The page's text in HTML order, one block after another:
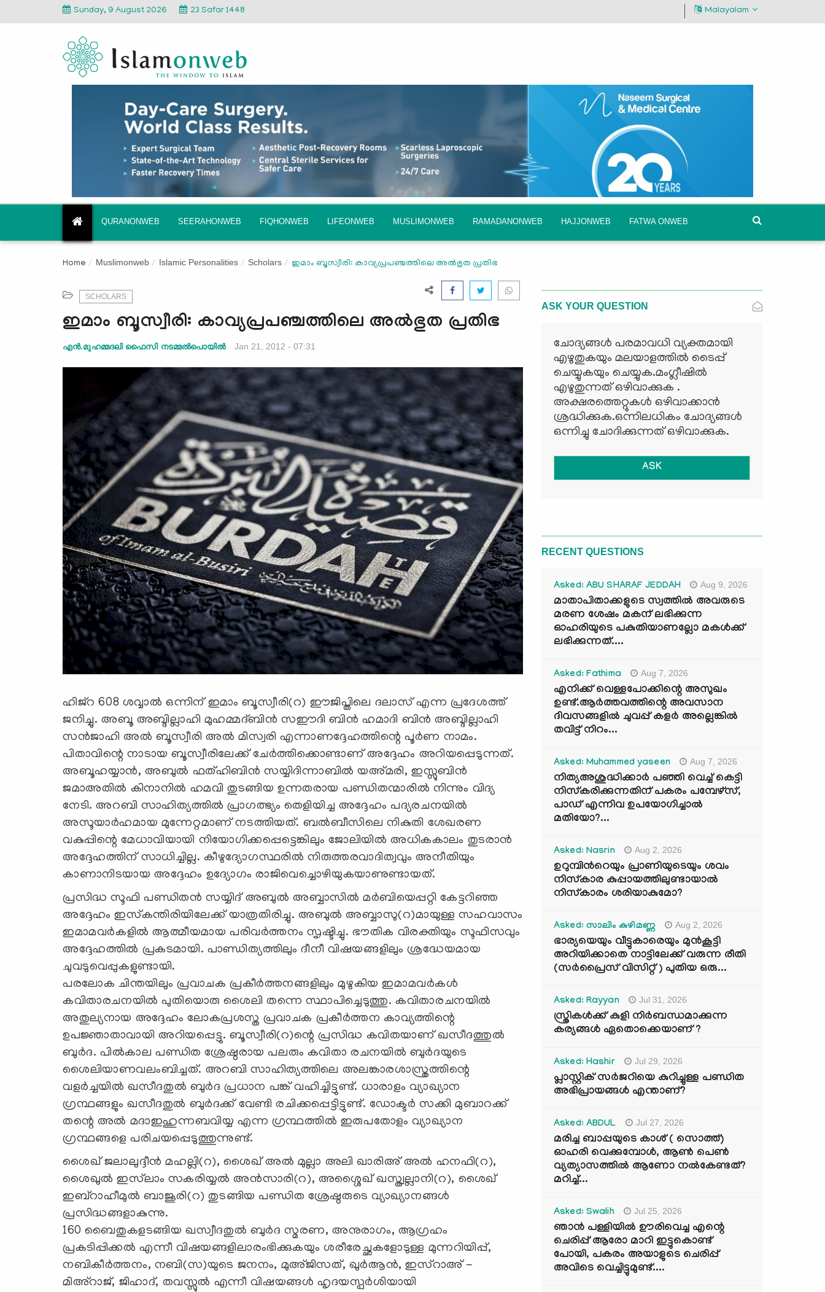
Sunday, 9 August 2026 23 Safar 1448 Malayalam
QURANONWEB SEERAHONWEB FIQHONWEB LIFEONWEB MUSLIMONWEB RAMADANONWEB HAJJONWEB FATWA ONWEB
Home Muslimonweb Islamic Personalities Scholars ഇമാം ബൂസ്വീരി: കാവ്യപ്രപഞ്ചത്തിലെ അല്‍ഭുത പ്രതിഭ
SCHOLARS
ഇമാം ബൂസ്വീരി: കാവ്യപ്രപഞ്ചത്തിലെ അല്‍ഭുത പ്രതിഭ
എന്‍.മുഹമ്മദലി ഫൈസി നടമ്മല്‍പൊയില്‍ Jan 21, 2012 - 07:31
ഹിജ്‌റ 608 ശവ്വാല്‍ ഒന്നിന് ഇമാം ബൂസ്വീരി(റ) ഈജിപ്തിലെ ദലാസ് എന്ന പ്രദേശത്ത്
ജനിച്ചു. അബൂ അബ്ദില്ലാഹി മുഹമ്മദ്ബിന്‍ സഈദി ബിന്‍ ഹമാദി ബിന്‍ അബ്ദില്ലാഹി
സന്‍ജാഹി അല്‍ ബൂസ്വീരി അല്‍ മിസ്വരി എന്നാണദ്ദേഹത്തിന്റെ പൂര്‍ണ നാമം.
പിതാവിന്റെ നാടായ ബൂസ്വീരിലേക്ക് ചേര്‍ത്തിക്കൊണ്ടാണ് അദ്ദേഹം അറിയപ്പെടുന്നത്.
അബൂഹയ്യാന്‍, അബുല്‍ ഫത്ഹിബിന്‍ സയ്യിദിന്നാബില്‍ യഅ്മരി, ഇസ്സുബിന്‍
ജമാഅതില്‍ കിനാനില്‍ ഹമവി തുടങ്ങിയ ഉന്നതരായ പണ്ഡിതന്മാരില്‍ നിന്നും വിദ്യ
നേടി. അറബി സാഹിത്യത്തില്‍ പ്രാഗത്ഭ്യം തെളിയിച്ച അദ്ദേഹം പദ്യരചനയില്‍
അസൂയാര്‍ഹമായ മുന്നേറ്റമാണ് നടത്തിയത്. ബല്‍ബീസിലെ നികുതി ശേഖരണ
വകുപ്പിന്റെ മേധാവിയായി നിയോഗിക്കപ്പെട്ടെങ്കിലും ജോലിയില്‍ അധികകാലം തുടരാന്‍
അദ്ദേഹത്തിന് സാധിച്ചില്ല. കീഴുദ്യോഗസ്ഥരില്‍ നിരുത്തരവാദിത്വവും അനീതിയും
കാണാനിടയായ അദ്ദേഹം ഉദ്യോഗം രാജിവെച്ചൊഴിയുകയാണുണ്ടായത്.
പ്രസിദ്ധ സൂഫി പണ്ഡിതന്‍ സയ്യിദ് അബുല്‍ അബ്ബാസില്‍ മര്‍ബിയെപ്പറ്റി കേട്ടറിഞ്ഞ
അദ്ദേഹം ഇസ്‌കന്തിരിയിലേക്ക് യാത്രതിരിച്ചു. അബുല്‍ അബ്ബാസു(റ)മായുള്ള സഹവാസം
ഇമാമവര്‍കളില്‍ ആത്മീയമായ പരിവര്‍ത്തനം സൃഷ്ടിച്ചു. ഭൗതിക വിരക്തിയും സൂഫിസവും
അദ്ദേഹത്തില്‍ പ്രകടമായി. പാണ്ഡിത്യത്തിലും ദീനീ വിഷയങ്ങളിലും ശ്രദ്ധേയമായ
ചുവടുവെപ്പുകളുണ്ടായി.
പരലോക ചിന്തയിലും പ്രവാചക പ്രകീര്‍ത്തനങ്ങളിലും മുഴുകിയ ഇമാമവര്‍കള്‍
കവിതാരചനയില്‍ പുതിയൊരു ശൈലി തന്നെ സ്ഥാപിച്ചെടുത്തു. കവിതാരചനയില്‍
അതുല്യനായ അദ്ദേഹം ലോകപ്രശസ്ത പ്രവാചക പ്രകീര്‍ത്തന കാവ്യത്തിന്റെ
ഉപജ്ഞാതാവായി അറിയപ്പെട്ടു. ബൂസ്വീരി(റ)ന്റെ പ്രസിദ്ധ കവിതയാണ് ഖസീദത്തുല്‍
ബുര്‍ദ. പില്‍കാല പണ്ഡിത ശ്രേഷ്ഠരായ പലരും കവിതാ രചനയില്‍ ബുര്‍ദയുടെ
ശൈലിയാണവലംബിച്ചത്. അറബി സാഹിത്യത്തിലെ അലങ്കാരശാസ്ത്രത്തിന്റെ
വളര്‍ച്ചയില്‍ ഖസീദതുല്‍ ബുര്‍ദ പ്രധാന പങ്ക് വഹിച്ചിട്ടുണ്ട്. ധാരാളം വ്യാഖ്യാന
ഗ്രന്ഥങ്ങളും ഖസീദതുല്‍ ബുര്‍ദക്ക് വേണ്ടി രചിക്കപ്പെട്ടിട്ടുണ്ട്. ഡോക്ടര്‍ സക്കി മുബാറക്ക്
തന്റെ അല്‍ മദാഇഹുന്നബവിയ്യ എന്ന ഗ്രന്ഥത്തില്‍ ഇരുപതോളം വ്യാഖ്യാന
ഗ്രന്ഥങ്ങളെ പരിചയപ്പെടുത്തുന്നുണ്ട്.
ശൈഖ് ജലാലുദ്ദീന്‍ മഹല്ലി(റ), ശൈഖ് അല്‍ മുല്ലാ അലി ഖാരിഅ് അല്‍ ഹനഫി(റ),
ശൈഖുല്‍ ഇസ്‌ലാം സകരിയ്യല്‍ അന്‍സാരി(റ), അശ്ശൈഖ് ഖസ്ത്വല്ലാനി(റ), ശൈഖ്
ഇബ്‌റാഹീമുല്‍ ബാജൂരി(റ) തുടങ്ങിയ പണ്ഡിത ശ്രേഷ്ഠരുടെ വ്യാഖ്യാനങ്ങള്‍
പ്രസിദ്ധങ്ങളാകുന്നു.
160 ബൈതുകളടങ്ങിയ ഖസ്വീദതുല്‍ ബുര്‍ദ സ്മരണ, അനുരാഗം, ആഗ്രഹം
പ്രകടിപ്പിക്കല്‍ എന്നീ വിഷയങ്ങളിലാരംഭിക്കുകയും ശരീരേച്ഛകളോടുള്ള മുന്നറിയിപ്പ്,
നബികീര്‍ത്തനം, നബി(സ)യുടെ ജനനം, മുഅ്ജിസത്, ഖുര്‍ആന്‍, ഇസ്‌റാഅ് -
മിഅ്‌റാജ്, ജിഹാദ്, തവസ്സുല്‍ എന്നീ വിഷയങ്ങള്‍ ഹൃദയസ്പര്‍ശിയായി
ASK YOUR QUESTION
ചോദ്യങ്ങള്‍ പരമാവധി വ്യക്തമായി
എഴുതുകയും മലയാളത്തില്‍ ടൈപ്പ്
ചെയ്യുകയും ചെയ്യുക.മംഗ്ലീഷില്‍
എഴുതുന്നത് ഒഴിവാക്കുക .
അക്ഷരത്തെറ്റുകള്‍ ഒഴിവാക്കാന്‍
ശ്രദ്ധിക്കുക.ഒന്നിലധികം ചോദ്യങ്ങള്‍
ഒന്നിച്ചു ചോദിക്കുന്നത് ഒഴിവാക്കുക.
ASK
RECENT QUESTIONS
Asked: ABU SHARAF JEDDAH Aug 9, 2026
മാതാപിതാക്കളുടെ സ്വത്തിൽ അവരുടെ
മരണ ശേഷം മകന് ലഭിക്കുന്ന
ഓഹരിയുടെ പകുതിയാണല്ലോ മകൾക്ക്
ലഭിക്കുന്നത്....
Asked: Fathima Aug 7, 2026
എനിക്ക് വെള്ളപോക്കിന്റെ അസുഖം
ഉണ്ട്.ആർത്തവത്തിന്റെ അവസാന
ദിവസങ്ങളിൽ ചുവപ്പ് കളർ അല്ലെങ്കിൽ
തവിട്ട് നിറം...
Asked: Muhammed yaseen Aug 7, 2026
നിത്യഅശുദ്ധിക്കാർ പഞ്ഞി വെച്ച് കെട്ടി
നിസ്കരിക്കുന്നതിന് പകരം പമ്പേഴ്സ്,
പാഡ് എന്നിവ ഉപയോഗിച്ചാൽ
മതിയോ?...
Asked: Nasrin Aug 2, 2026
ഉറുമ്പിന്‍റെയും പ്രാണിയുടെയും ശവം
നിസ്കാര കുപ്പായത്തിലുണ്ടായാൽ
നിസ്കാരം ശരിയാകുമോ?
Asked: സാലിം കുഴിമണ്ണ Aug 2, 2026
ഭാര്യയെയും വീട്ടുകാരെയും മുൻകൂട്ടി
അറിയിക്കാതെ നാട്ടിലേക്ക് വരുന്ന രീതി
(സർപ്രൈസ് വിസിറ്റ് ) പുതിയ ഒരു...
Asked: Rayyan Jul 31, 2026
സ്ത്രികൾക്ക് കുളി നിർബന്ധമാക്കുന്ന
കര്യങ്ങൾ ഏതൊക്കെയാണ് ?
Asked: Hashir Jul 29, 2026
പ്ലാസ്റ്റിക് സർജറിയെ കുറിച്ചുള്ള പണ്ഡിത
അഭിപ്രായങ്ങൾ എന്താണ്?
Asked: ABDUL Jul 27, 2026
മരിച്ച ബാപ്പയുടെ കാശ് ( സൊത്ത്)
ഓഹരി വെക്കുമ്പോൾ, ആണ്‍ പെണ്‍
വ്യത്യാസത്തില്‍ ആണോ നല്‍കേണ്ടത്?
മറിച്ച്...
Asked: Swalih Jul 25, 2026
ഞാൻ പള്ളിയിൽ ഊരിവെച്ച എന്റെ
ചെരിപ്പ് ആരോ മാറി ഇട്ടുകൊണ്ട്
പോയി, പകരം അയാളുടെ ചെരിപ്പ്
അവിടെ വെച്ചിട്ടുമുണ്ട്....